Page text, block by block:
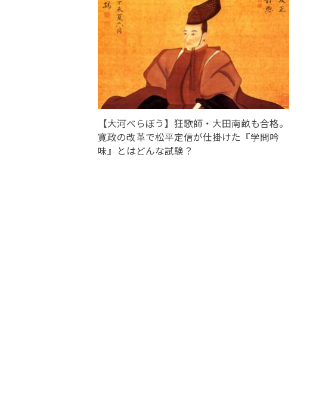
【大河べらぼう】狂歌師・大田南畝も合格。
寛政の改革で松平定信が仕掛けた『学問吟
味』とはどんな試験？